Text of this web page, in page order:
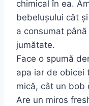
chimical în ea.
bebelușului cât
a consumat
jumătate.
Face o spumă
apa iar de obicei
mică, cât un bob
Are un miros